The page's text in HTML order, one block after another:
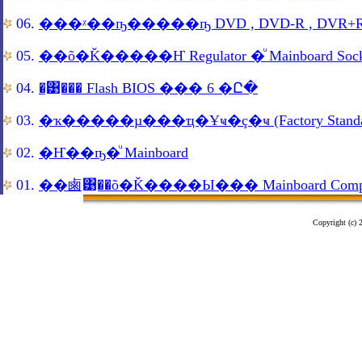
06. ���ᵡ��ҧ�����ҧ DVD , DVD-R , DVR+R
05. ��õ�Ǩ�����Ҥ Regulator �ͧ Mainboard
04. �͹��� Flash BIOS ��� 6 �Ը�
03. �ҡ�����µ���ҵ�Ұҹ�ç�ҹ (Factory
02. �Ҥ��ҧ�ͧ Mainboard
01. ��鹵͹��õ�Ǩ����Ы��� Mainboard
Copyright (c)